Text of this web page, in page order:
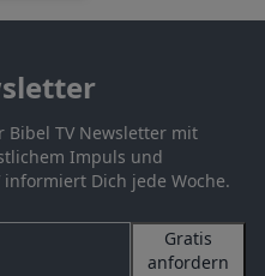
Bibel TV Newsletter mit
Impuls und
Dich jede Woche.
Gratis
anfordern